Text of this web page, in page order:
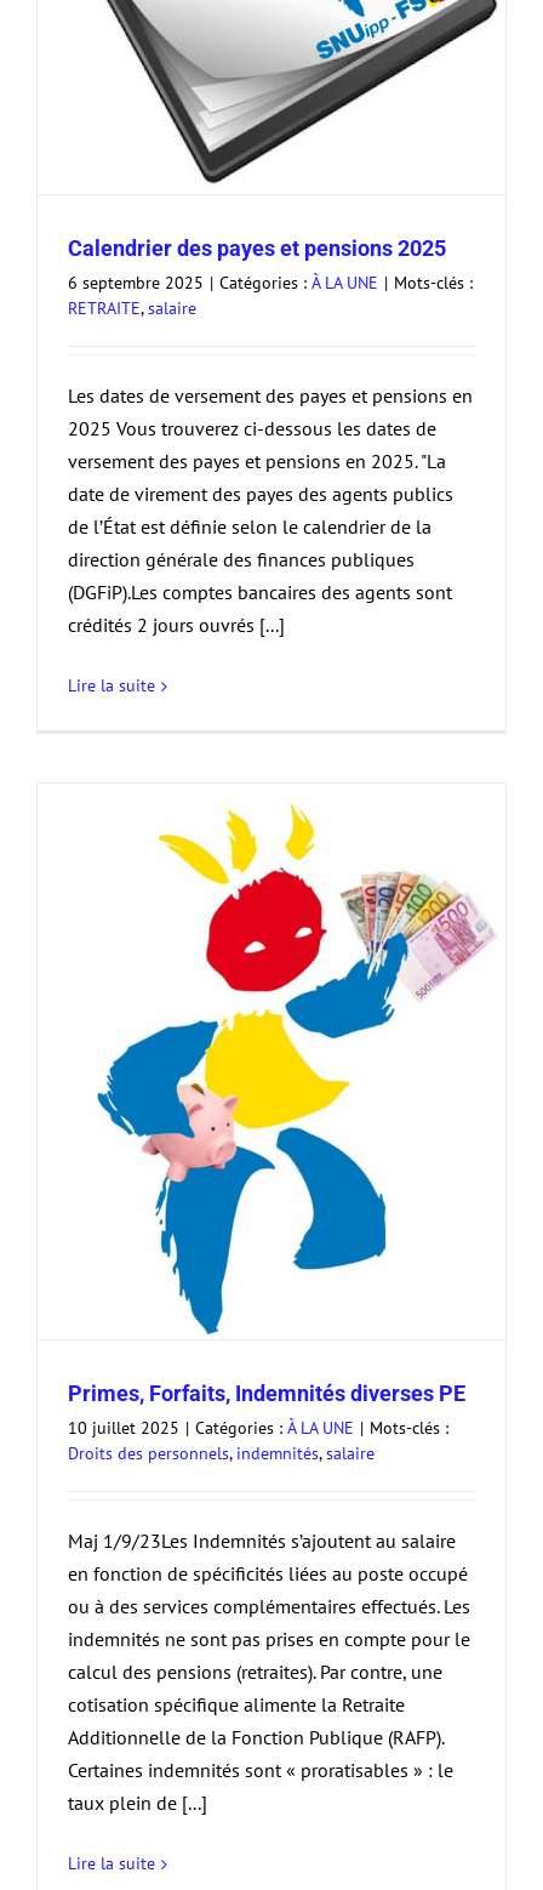
Calendrier des payes et pensions 2025
6 septembre 2025 | Catégories : À LA UNE | Mots-clés :
RETRAITE,salaire
Les dates de versement des payes et pensions en
2025 Vous trouverez ci-dessous les dates de
versement des payes et pensions en 2025. "La
date de virement des payes des agents publics
de l’État est définie selon le calendrier de la
direction générale des finances publiques
(DGFiP).Les comptes bancaires des agents sont
crédités 2 jours ouvrés [...]
Lire la suite
Primes, Forfaits, Indemnités diverses PE
10 juillet 2025 | Catégories : À LA UNE | Mots-clés :
Droits des personnels, indemnités,salaire
Maj 1/9/23Les Indemnités s’ajoutent au salaire
en fonction de spécificités liées au poste occupé
ou à des services complémentaires effectués. Les
indemnités ne sont pas prises en compte pour le
calcul des pensions (retraites). Par contre, une
cotisation spécifique alimente la Retraite
Additionnelle de la Fonction Publique (RAFP).
Certaines indemnités sont « proratisables » : le
taux plein de [...]
Lire la suite